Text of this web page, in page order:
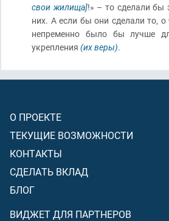
свои жилища]!» – то сделали бы
них. А если бы они сделали то,
непременно было бы лучше
укрепления (их веры).
О ПРОЕКТЕ
ТЕКУЩИЕ ВОЗМОЖНОСТИ
КОНТАКТЫ
СДЕЛАТЬ ВКЛАД
БЛОГ
ВИДЖЕТ ДЛЯ ПАРТНЕРОВ